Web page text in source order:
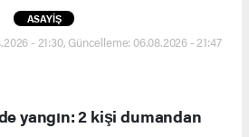
ASAYİŞ
- 21:30, Güncelleme: 06.08.2026 - 21:47
yangın: 2 kişi dumandan